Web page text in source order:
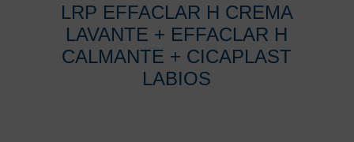
LRP EFFACLAR H CREMA
LAVANTE + EFFACLAR H
CALMANTE + CICAPLAST
LABIOS